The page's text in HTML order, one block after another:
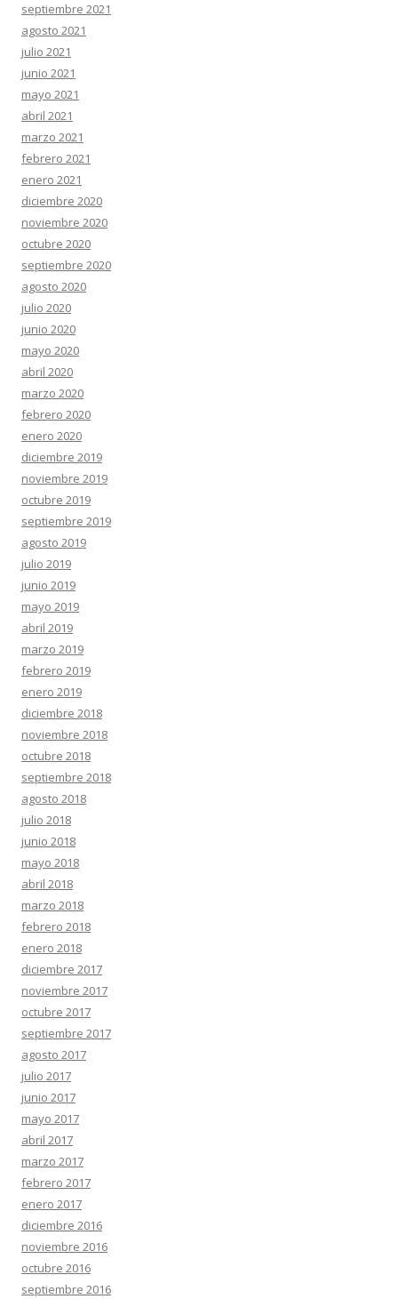
septiembre 2021
agosto 2021
julio 2021
junio 2021
mayo 2021
abril 2021
marzo 2021
febrero 2021
enero 2021
diciembre 2020
noviembre 2020
octubre 2020
septiembre 2020
agosto 2020
julio 2020
junio 2020
mayo 2020
abril 2020
marzo 2020
febrero 2020
enero 2020
diciembre 2019
noviembre 2019
octubre 2019
septiembre 2019
agosto 2019
julio 2019
junio 2019
mayo 2019
abril 2019
marzo 2019
febrero 2019
enero 2019
diciembre 2018
noviembre 2018
octubre 2018
septiembre 2018
agosto 2018
julio 2018
junio 2018
mayo 2018
abril 2018
marzo 2018
febrero 2018
enero 2018
diciembre 2017
noviembre 2017
octubre 2017
septiembre 2017
agosto 2017
julio 2017
junio 2017
mayo 2017
abril 2017
marzo 2017
febrero 2017
enero 2017
diciembre 2016
noviembre 2016
octubre 2016
septiembre 2016